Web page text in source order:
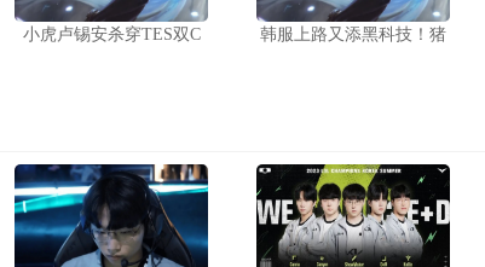
小虎卢锡安杀穿TES双C 韩服上路又添黑科技！猪